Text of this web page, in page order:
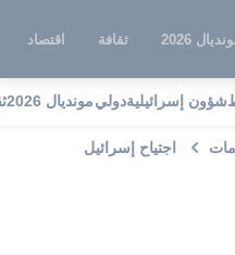
2026 ثقافة اقتصاد
شؤون إسرائيليةدوليمونديال 2026
اجتياح إسرائيل